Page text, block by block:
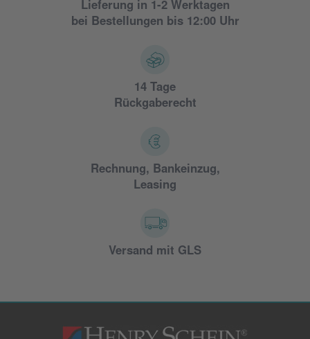
Lieferung in 1-2 Werktagen
bei Bestellungen bis 12:00 Uhr
14 Tage
Rückgaberecht
Rechnung, Bankeinzug,
Leasing
Versand mit GLS